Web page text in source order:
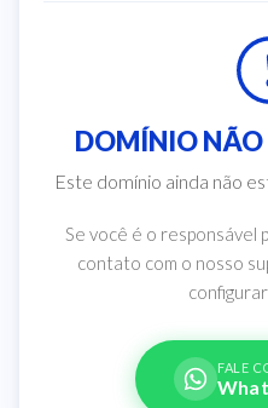
DOMÍNIO
Este domínio ainda não
Se você é o responsável
contato com o nosso
FALE